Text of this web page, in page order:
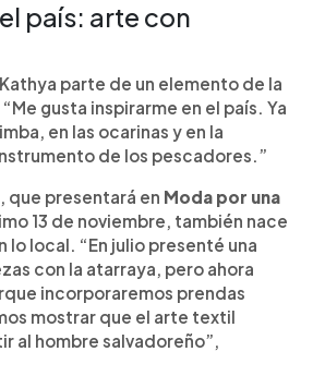
país: arte con
parte de un elemento de la
gusta inspirarme en el país. Ya
en las ocarinas y en la
de los pescadores.”
que presentará en Moda por una
13 de noviembre, también nace
lo local. “En julio presenté una
con la atarraya, pero ahora
incorporaremos prendas
mostrar que el arte textil
al hombre salvadoreño”,